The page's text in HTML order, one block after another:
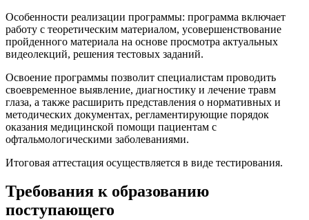
Особенности реализации программы: программа включает
работу с теоретическим материалом, усовершенствование
пройденного материала на основе просмотра актуальных
видеолекций, решения тестовых заданий.
Освоение программы позволит специалистам проводить
своевременное выявление, диагностику и лечение травм
глаза, а также расширить представления о нормативных и
методических документах, регламентирующие порядок
оказания медицинской помощи пациентам с
офтальмологическими заболеваниями.
Итоговая аттестация осуществляется в виде тестирования.
Требования к образованию
поступающего